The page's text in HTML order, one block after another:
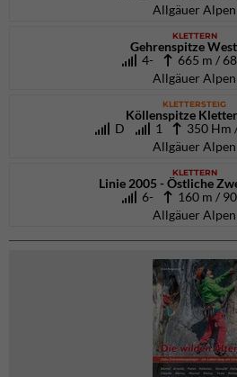
Allgäuer Alpen
KLETTERN
Gehrenspitze
4- 665 m /
Allgäuer Alpen
KLETTERSTEIG
Köllenspitze
D
1
350 Hm
Allgäuer Alpen
KLETTERN
Linie 2005 - Östliche
6- 160 m /
Allgäuer Alpen